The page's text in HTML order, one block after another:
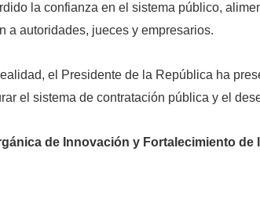
la confianza en el sistema público,
a autoridades, jueces y empresarios.
el Presidente de la República ha
el sistema de contratación pública y el
de Innovación y Fortalecimiento de